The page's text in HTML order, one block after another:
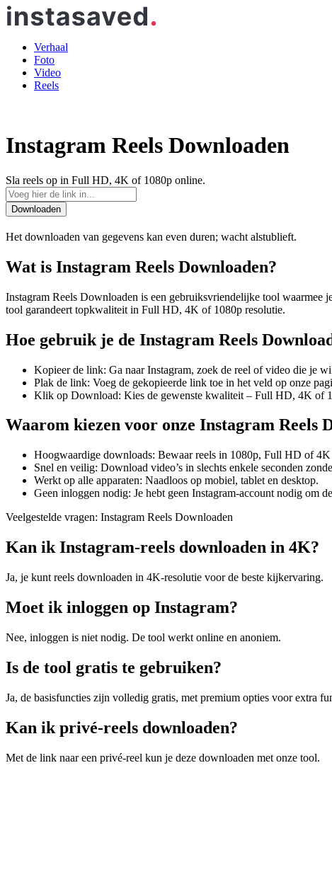
Verhaal
Foto
Video
Reels
Instagram Reels Downloaden
Sla reels op in Full HD, 4K of 1080p online.
Downloaden
Het downloaden van gegevens kan even duren; wacht alstublieft.
Wat is Instagram Reels Downloaden?
Instagram Reels Downloaden is een gebruiksvriendelijke tool waarmee
tool garandeert topkwaliteit in Full HD, 4K of 1080p resolutie.
Hoe gebruik je de Instagram Reels
Kopieer de link: Ga naar Instagram, zoek de reel of video die je
Plak de link: Voeg de gekopieerde link toe in het veld op onze
Klik op Download: Kies de gewenste kwaliteit – Full HD, 4K of
Waarom kiezen voor onze Instagram Reels
Hoogwaardige downloads: Bewaar reels in 1080p, Full HD of 4K
Snel en veilig: Download video’s in slechts enkele seconden
Werkt op alle apparaten: Naadloos op mobiel, tablet en desktop.
Geen inloggen nodig: Je hebt geen Instagram-account nodig om
Veelgestelde vragen: Instagram Reels Downloaden
Kan ik Instagram-reels downloaden in 4K?
Ja, je kunt reels downloaden in 4K-resolutie voor de beste kijkervaring.
Moet ik inloggen op Instagram?
Nee, inloggen is niet nodig. De tool werkt online en anoniem.
Is de tool gratis te gebruiken?
Ja, de basisfuncties zijn volledig gratis, met premium opties voor extra
Kan ik privé-reels downloaden?
Met de link naar een privé-reel kun je deze downloaden met onze tool.